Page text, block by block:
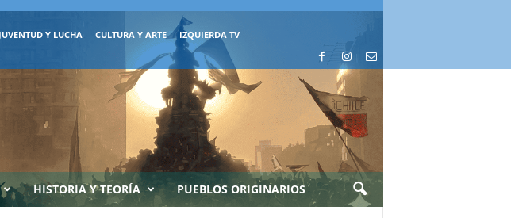
JUVENTUD Y LUCHA CULTURA Y ARTE IZQUIERDA TV
HISTORIA Y TEORÍA PUEBLOS ORIGINARIOS